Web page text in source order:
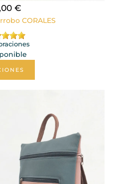
€
CORALES